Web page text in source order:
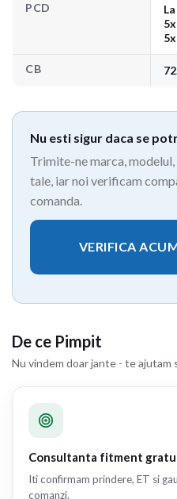
PCD
CB
Nu esti sigur daca se
Trimite-ne marca,
tale, iar noi verificam
comanda.
VERIFICA
De ce Pimpit
Nu vindem doar jante - te ajutam
Consultanta fitment
Iti confirmam prindere, ET si
comanzi.